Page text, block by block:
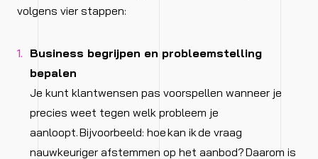
volgens vier stappen:
Business begrijpen en probleemstelling
bepalen
Je kunt klantwensen pas voorspellen wanneer je
precies weet tegen welk probleem je
aanloopt. Bijvoorbeeld: hoe kan ik de vraag
nauwkeuriger afstemmen op het aanbod? Daarom is